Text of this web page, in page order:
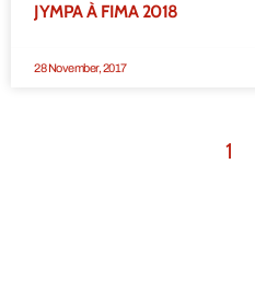
JYMPA À FIMA 2018
28 November, 2017
1